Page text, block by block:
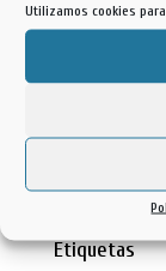
Utilizamos cookies
julio
Etiquetas